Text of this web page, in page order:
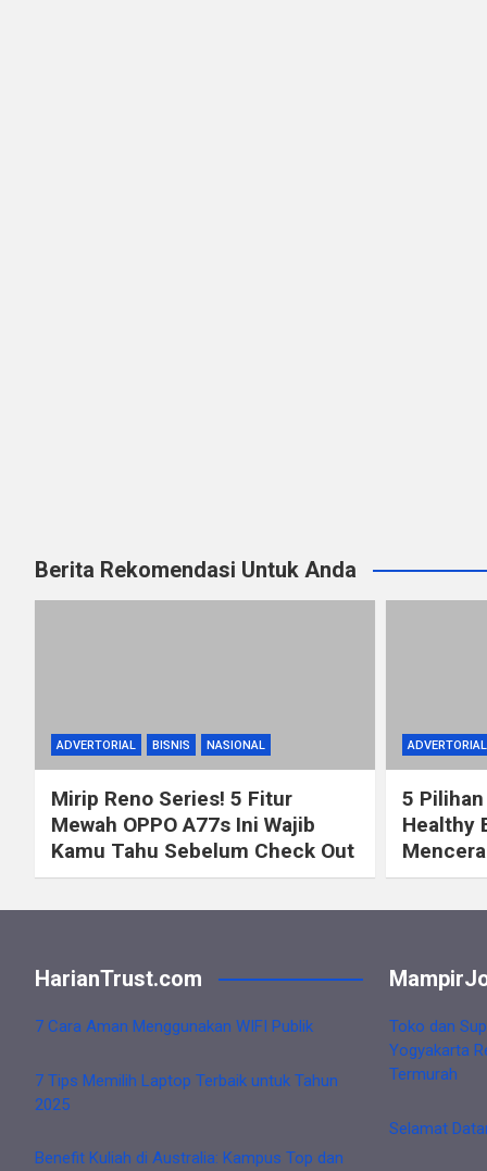
Berita Rekomendasi Untuk Anda
ADVERTORIAL BISNIS NASIONAL
Mirip Reno Series! 5 Fitur
Mewah OPPO A77s Ini Wajib
Kamu Tahu Sebelum Check Out
ADVERTORIAL
5
Healthy
HarianTrust.com
7 Cara Aman Menggunakan WIFI Publik
7 Tips Memilih Laptop Terbaik untuk Tahun
2025
Benefit Kuliah di Australia: Kampus Top dan
Toko dan
Yogyakarta
Termurah
Selamat